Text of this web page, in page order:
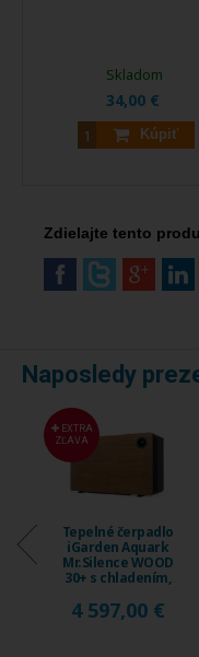
34,00 €
Kúpiť
Skladom
Zdielajte tento
Naposledy
EXTRA
ZĽAVA
Tepelné čerpadlo
iGarden Aquark
Mr.Silence WOOD
30+ s chladením,
4 597,00 €